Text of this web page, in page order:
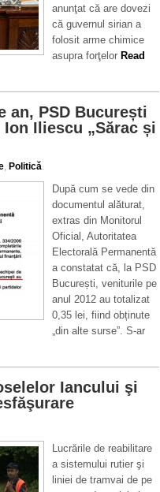
anunţat că are dovezi
că guvernul sirian a
folosit arme chimice
asupra forţelor Read
an, PSD București
Iliescu „Sărac și
, Politică.
După cum se vede din
documentul alăturat,
extras din Monitorul
Oficial, Autoritatea
Electorală Permanentă
a constatat că, la PSD
București, veniturile pe
anul 2012 au totalizat
0,35 lei, fiind obținute
„din alte surse”. S-ar
Iancului şi
Lucrările de reabilitare
a sistemului rutier şi
liniei de tramvai de pe